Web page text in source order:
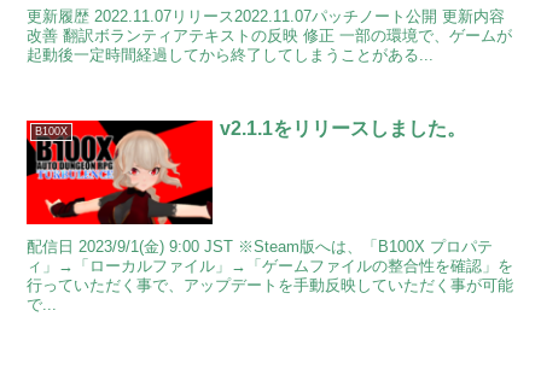
更新履歴 2022.11.07リリース2022.11.07パッチノート公開 更新内容
改善 翻訳ボランティアテキストの反映 修正 一部の環境で、ゲームが
起動後一定時間経過してから終了してしまうことがある...
B100X v2.1.1をリリースしました。
配信日 2023/9/1(金) 9:00 JST ※Steam版へは、「B100X プロパテ
ィ」→「ローカルファイル」→「ゲームファイルの整合性を確認」を
行っていただく事で、アップデートを手動反映していただく事が可能
で...